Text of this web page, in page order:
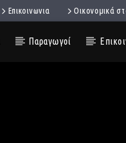
Επικοινωνια Οικονομικά
Παραγωγοί